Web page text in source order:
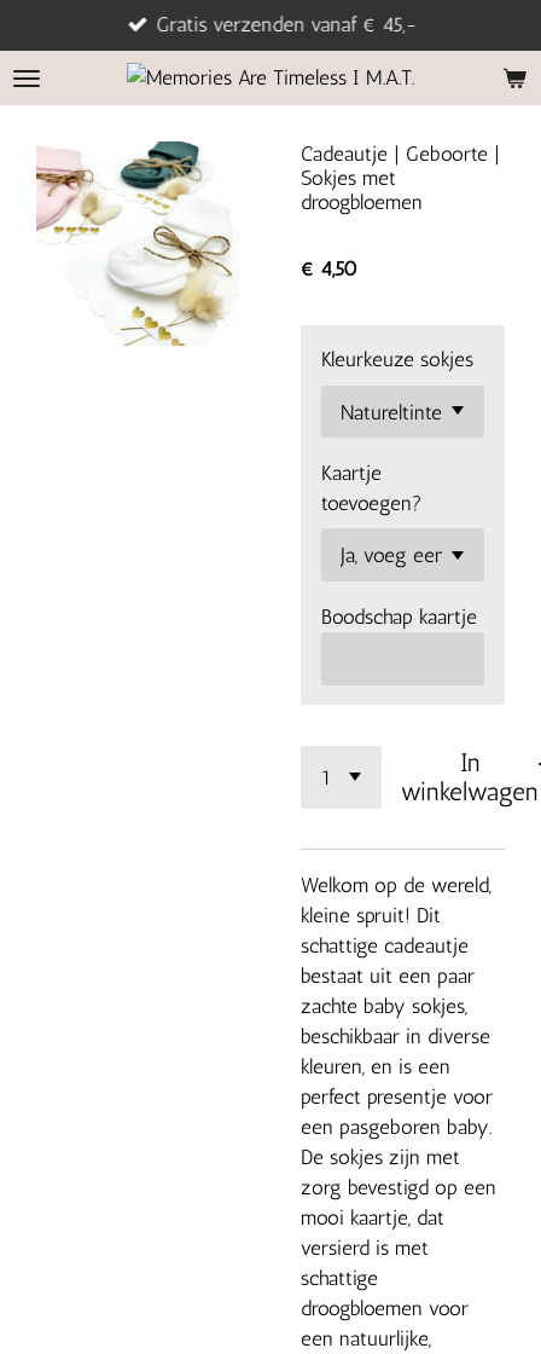
direct
naar
hoofdinhoud
Gratis verzenden vanaf € 45,-
Cadeautje | Geboorte |
Sokjes met
droogbloemen
€ 4,50
Kleurkeuze sokjes
Kaartje
toevoegen?
Boodschap kaartje
In
winkelwagen
Welkom op de wereld,
kleine spruit! Dit
schattige cadeautje
bestaat uit een paar
zachte baby sokjes,
beschikbaar in diverse
kleuren, en is een
perfect presentje voor
een pasgeboren baby.
De sokjes zijn met
zorg bevestigd op een
mooi kaartje, dat
versierd is met
schattige
droogbloemen voor
een natuurlijke,